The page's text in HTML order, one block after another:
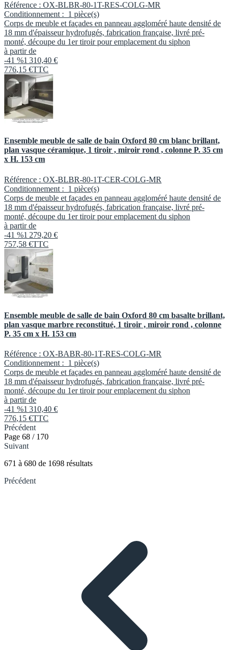
Référence : OX-BLBR-80-1T-RES-COLG-MR
Conditionnement : 1 pièce(s)
Corps de meuble et façades en panneau aggloméré haute densité de
18 mm d'épaisseur hydrofugés, fabrication française, livré pré-
monté, découpe du 1er tiroir pour emplacement du siphon
à partir de
-41 %1 310,40 €
776,15 €TTC
Ensemble meuble de salle de bain Oxford 80 cm blanc brillant,
plan vasque céramique, 1 tiroir , miroir rond , colonne P. 35 cm
x H. 153 cm
Référence : OX-BLBR-80-1T-CER-COLG-MR
Conditionnement : 1 pièce(s)
Corps de meuble et façades en panneau aggloméré haute densité de
18 mm d'épaisseur hydrofugés, fabrication française, livré pré-
monté, découpe du 1er tiroir pour emplacement du siphon
à partir de
-41 %1 279,20 €
757,58 €TTC
Ensemble meuble de salle de bain Oxford 80 cm basalte brillant,
plan vasque marbre reconstitué, 1 tiroir , miroir rond , colonne
P. 35 cm x H. 153 cm
Référence : OX-BABR-80-1T-RES-COLG-MR
Conditionnement : 1 pièce(s)
Corps de meuble et façades en panneau aggloméré haute densité de
18 mm d'épaisseur hydrofugés, fabrication française, livré pré-
monté, découpe du 1er tiroir pour emplacement du siphon
à partir de
-41 %1 310,40 €
776,15 €TTC
Précédent
Page 68 / 170
Suivant
671 à 680 de 1698 résultats
Précédent